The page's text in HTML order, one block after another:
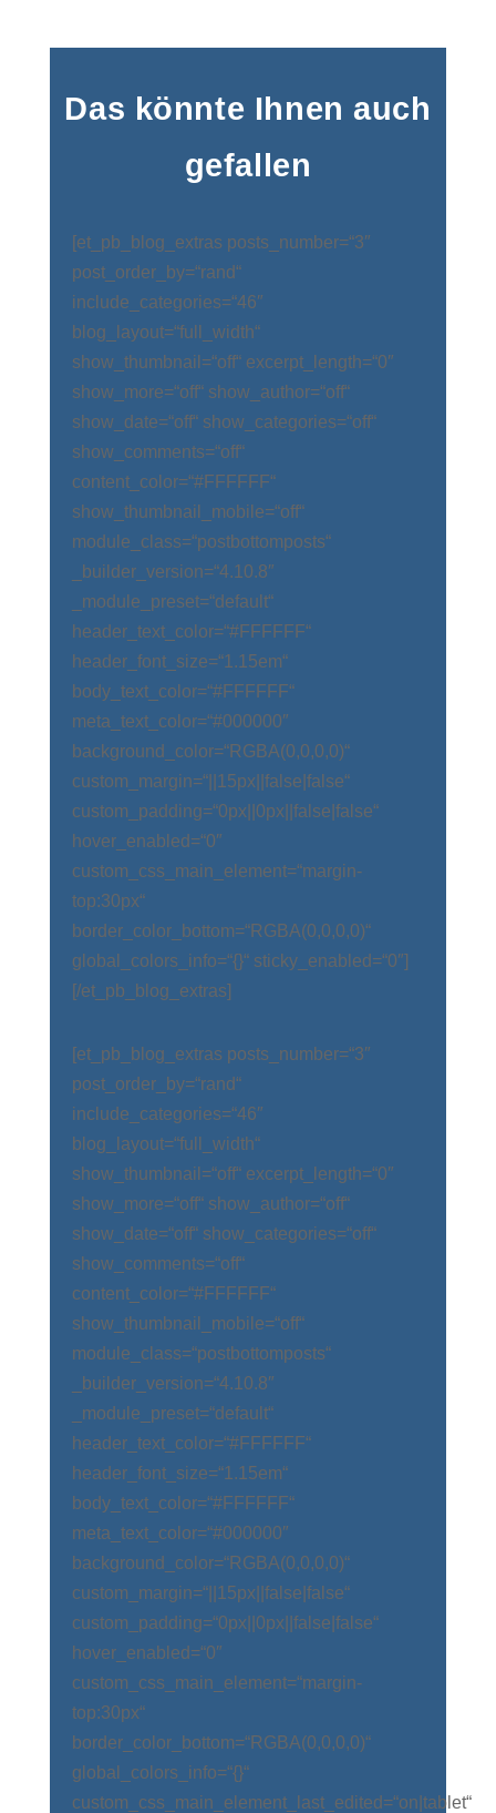
Das könnte Ihnen auch
gefallen
[et_pb_blog_extras posts_number=“3″
post_order_by=“rand“
include_categories=“46″
blog_layout=“full_width“
show_thumbnail=“off“ excerpt_length=“0″
show_more=“off“ show_author=“off“
show_date=“off“ show_categories=“off“
show_comments=“off“
content_color=“#FFFFFF“
show_thumbnail_mobile=“off“
module_class=“postbottomposts“
_builder_version=“4.10.8″
_module_preset=“default“
header_text_color=“#FFFFFF“
header_font_size=“1.15em“
body_text_color=“#FFFFFF“
meta_text_color=“#000000″
background_color=“RGBA(0,0,0,0)“
custom_margin=“||15px||false|false“
custom_padding=“0px||0px||false|false“
hover_enabled=“0″
custom_css_main_element=“margin-
top:30px“
border_color_bottom=“RGBA(0,0,0,0)“
global_colors_info=“{}“ sticky_enabled=“0″]
[/et_pb_blog_extras]
[et_pb_blog_extras posts_number=“3″
post_order_by=“rand“
include_categories=“46″
blog_layout=“full_width“
show_thumbnail=“off“ excerpt_length=“0″
show_more=“off“ show_author=“off“
show_date=“off“ show_categories=“off“
show_comments=“off“
content_color=“#FFFFFF“
show_thumbnail_mobile=“off“
module_class=“postbottomposts“
_builder_version=“4.10.8″
_module_preset=“default“
header_text_color=“#FFFFFF“
header_font_size=“1.15em“
body_text_color=“#FFFFFF“
meta_text_color=“#000000″
background_color=“RGBA(0,0,0,0)“
custom_margin=“||15px||false|false“
custom_padding=“0px||0px||false|false“
hover_enabled=“0″
custom_css_main_element=“margin-
top:30px“
border_color_bottom=“RGBA(0,0,0,0)“
global_colors_info=“{}“
custom_css_main_element_last_edited=“on|tablet“